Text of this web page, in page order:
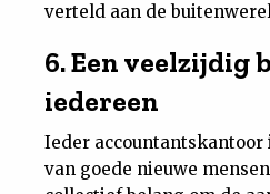
verteld aan de
6. Een veelzijdig
iedereen
Ieder
van goede nieuwe